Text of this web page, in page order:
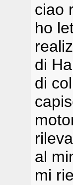
ciao
ho
di
di
al
mi